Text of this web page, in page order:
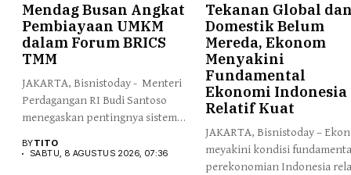
Mendag Busan Angkat
Pembiayaan UMKM
dalam Forum BRICS
TMM
JAKARTA, Bisnistoday - Menteri
Perdagangan RI Budi Santoso
menegaskan pentingnya sistem
BYTITO
SABTU, 8 AGUSTUS 2026, 07:36
Tekanan Global
Domestik Belum
Mereda, Ekonom
Menyakini
Fundamental
Ekonomi Indonesia
Relatif Kuat
JAKARTA, Bisnistoday –
meyakini kondisi
perekonomian Indonesia